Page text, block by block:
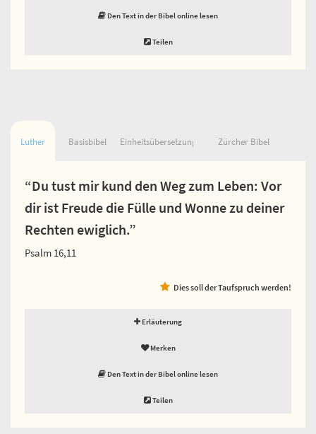
Den Text in der Bibel online lesen
Teilen
Luther Basisbibel Einheitsübersetzung Zürcher Bibel
“Du tust mir kund den Weg zum Leben: Vor
dir ist Freude die Fülle und Wonne zu deiner
Rechten ewiglich.”
Psalm 16,11
Dies soll der Taufspruch werden!
Erläuterung
Merken
Den Text in der Bibel online lesen
Teilen